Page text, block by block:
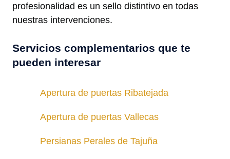
profesionalidad es un sello distintivo en todas
nuestras intervenciones.
Servicios complementarios que te
pueden interesar
Apertura de puertas Ribatejada
Apertura de puertas Vallecas
Persianas Perales de Tajuña